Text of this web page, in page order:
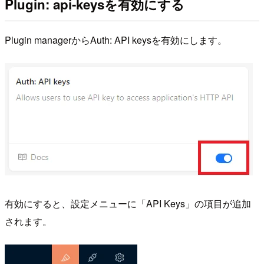
Plugin: api-keysを有効にする
Plugin managerからAuth: API keysを有効にします。
有効にすると、設定メニューに「API Keys」の項目が追加
されます。